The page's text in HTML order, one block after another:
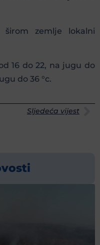
zemlje lokalni
16 do 22, na jugu do
do 36 °c.
Sljedeća vijest